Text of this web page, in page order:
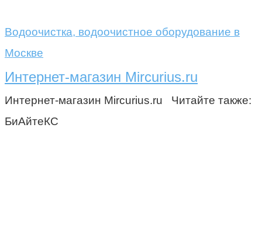
Водоочистка, водоочистное оборудование в
Москве
Интернет-магазин Mircurius.ru
Интернет-магазин Mircurius.ru Читайте также:
БиАйтеКС